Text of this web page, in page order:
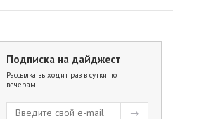
Подписка на дайджест
Рассылка выходит раз в сутки по
вечерам.